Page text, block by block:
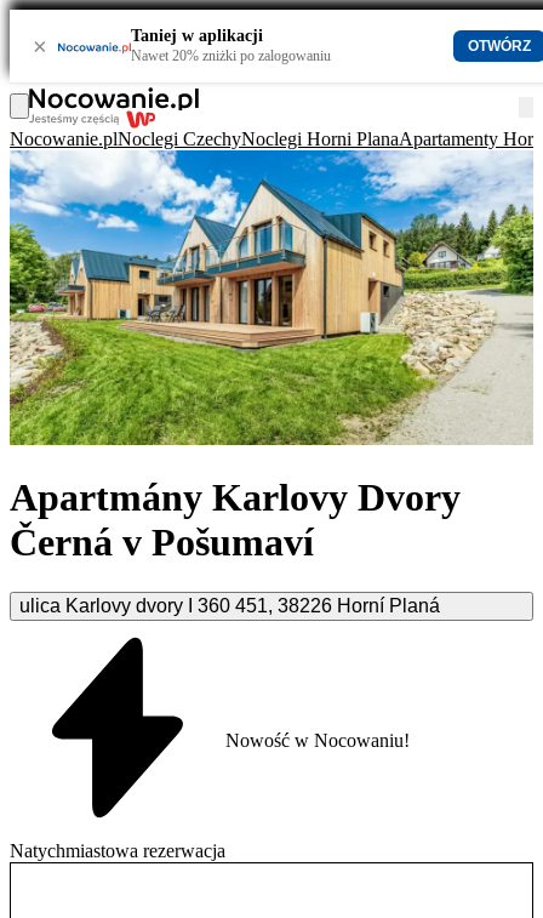
× Taniej w aplikacji
Nawet 20% zniżki po zalogowaniu
OTWÓRZ
Nocowanie.plNoclegi CzechyNoclegi Horni PlanaApartamenty
Apartmány Karlovy Dvory
Černá v Pošumaví
ulica Karlovy dvory I 360 451, 38226 Horní Planá
Natychmiastowa rezerwacja
Nowość w Nocowaniu!